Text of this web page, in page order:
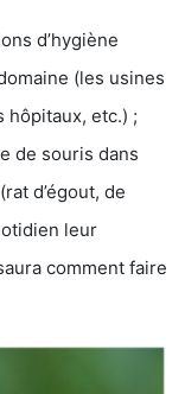
d’hygiène
(les usines
hôpitaux, etc.) ;
de souris dans
d’égout, de
leur
comment faire